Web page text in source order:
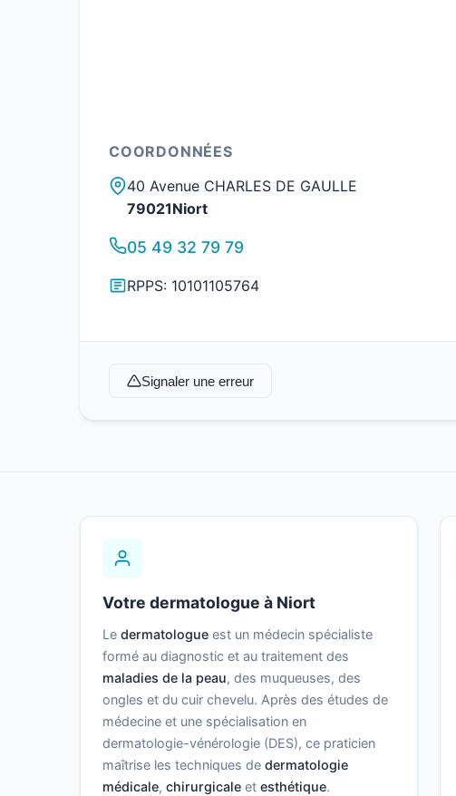
COORDONNÉES
40 Avenue CHARLES DE GAULLE
79021Niort
05 49 32 79 79
RPPS: 10101105764
Signaler une erreur
Votre dermatologue à Niort
Le dermatologue est un médecin spécialiste
formé au diagnostic et au traitement des
maladies de la peau, des muqueuses, des
ongles et du cuir chevelu. Après des études de
médecine et une spécialisation en
dermatologie-vénérologie (DES), ce praticien
maîtrise les techniques de dermatologie
médicale, chirurgicale et esthétique.